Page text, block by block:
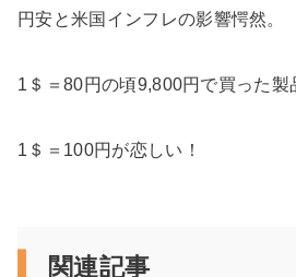
円安と米国インフレの影響愕然。
1＄＝80円の頃9,800円で買った製
1＄＝100円が恋しい！
関連記事